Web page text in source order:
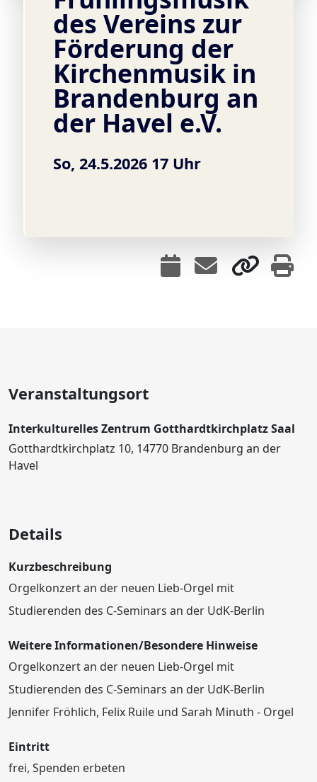
des Vereins zur
Förderung der
Kirchenmusik in
Brandenburg an
der Havel e.V.
So, 24.5.2026 17 Uhr
Veranstaltungsort
Interkulturelles Zentrum Gotthardtkirchplatz Saal
Gotthardtkirchplatz 10, 14770 Brandenburg an der
Havel
Details
Kurzbeschreibung
Orgelkonzert an der neuen Lieb-Orgel mit
Studierenden des C-Seminars an der UdK-Berlin
Weitere Informationen/Besondere Hinweise
Orgelkonzert an der neuen Lieb-Orgel mit
Studierenden des C-Seminars an der UdK-Berlin
Jennifer Fröhlich, Felix Ruile und Sarah Minuth - Orgel
Eintritt
frei, Spenden erbeten